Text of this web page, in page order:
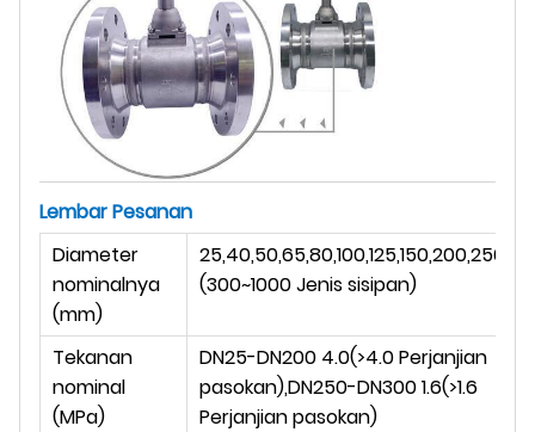
Lembar Pesanan
Diameter
nominalnya
(mm)
(300~1000 Jenis sisipan)
Tekanan
nominal
(MPa)
DN25-DN200 4.0(>4.0 Perjanjian
pasokan),DN250-DN300 1.6(>1.6
Perjanjian pasokan)